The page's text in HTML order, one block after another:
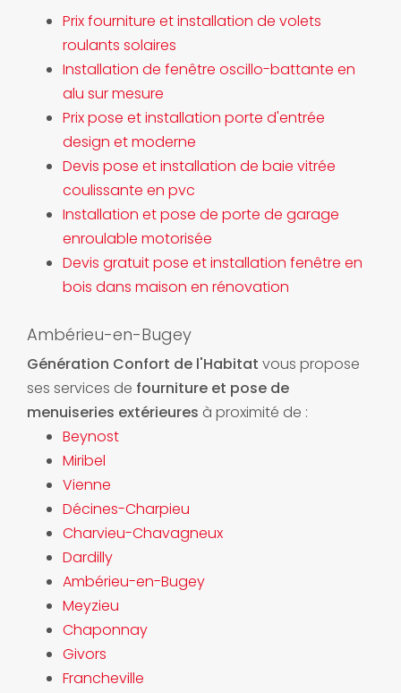
Prix fourniture et installation de volets
roulants solaires
Installation de fenêtre oscillo-battante en
alu sur mesure
Prix pose et installation porte d'entrée
design et moderne
Devis pose et installation de baie vitrée
coulissante en pvc
Installation et pose de porte de garage
enroulable motorisée
Devis gratuit pose et installation fenêtre en
bois dans maison en rénovation
Ambérieu-en-Bugey
Génération Confort de l'Habitat vous propose
ses services de fourniture et pose de
menuiseries extérieures à proximité de :
Beynost
Miribel
Vienne
Décines-Charpieu
Charvieu-Chavagneux
Dardilly
Ambérieu-en-Bugey
Meyzieu
Chaponnay
Givors
Francheville